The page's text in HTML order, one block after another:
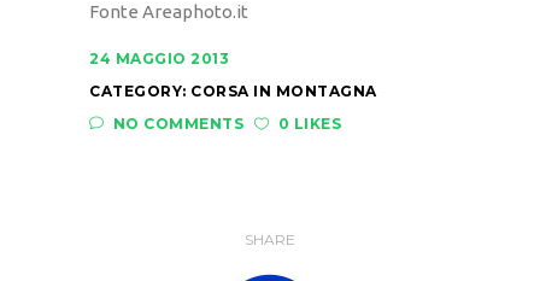
Fonte Areaphoto.it
24 MAGGIO 2013
CATEGORY: CORSA IN MONTAGNA
NO COMMENTS
0 LIKES
SHARE